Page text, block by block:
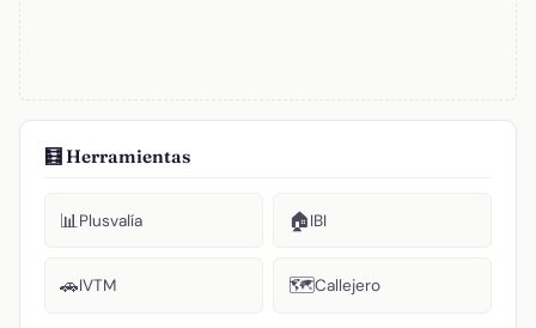
🧮 Herramientas
📊Plusvalía 🏠IBI
🚗IVTM 🗺️Callejero